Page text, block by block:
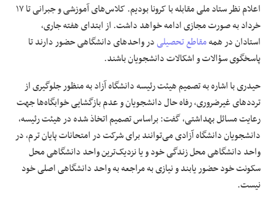
اعلام نظر ستاد ملی مقابله با کرونا بودیم. کلاس‌های آموزشی و جبرانی تا ۱۷
خرداد به صورت مجازی ادامه خواهد داشت. از ابتدای هفته جاری،
استادان در همهمقاطع تحصیلیدر واحد‌های دانشگاهی حضور دارند تا
پاسخگوی سؤالات و اشکالات دانشجویان باشند.
حیدری با اشاره به تصمیم هیئت رئیسه دانشگاه آزاد به منظور جلوگیری از
تردد‌های غیرضروری، رفاه حال دانشجویان و عدم بازگشایی خوابگاه‌ها جهت
رعایت مسائل بهداشتی، گفت: براساس تصمیم اتخاذ شده در هیئت رئیسه،
دانشجویان دانشگاه آزادی می‌توانند برای شرکت در امتحانات پایان ترم، در
واحد دانشگاهی محل زندگی خود و یا نزدیک‌ترین واحد دانشگاهی محل
سکونت خود حضور یابند و نیازی به مراجعه به واحد دانشگاهی اصلی خود
نیست.